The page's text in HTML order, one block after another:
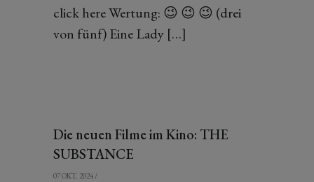
click here Wertung: 😉 😉 😉 (drei
von fünf) Eine Lady […]
Die neuen Filme im Kino: THE
SUBSTANCE
07 OKT. 2024 /